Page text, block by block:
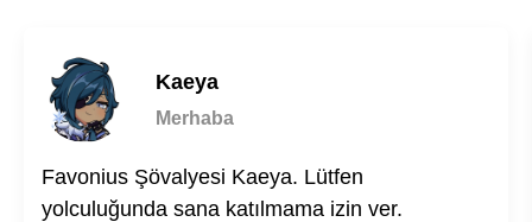
Favonius Şövalyesi Kaeya. Lütfen
yolculuğunda sana katılmama izin ver.
Kaeya
Merhaba